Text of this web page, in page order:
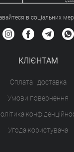
в соціальних
КЛІЄНТАМ
Оплата і доставка
Умови повернення
Угода користувача